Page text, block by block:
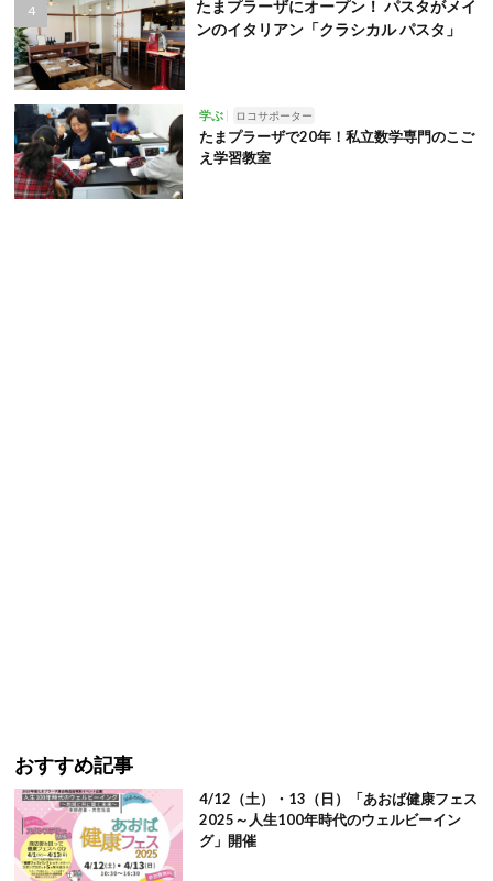
たまプラーザにオープン！ パスタがメイ
ンのイタリアン「クラシカル パスタ」
学ぶ ロコサポーター
たまプラーザで20年！私立数学専門のこご
え学習教室
おすすめ記事
4/12（土）・13（日）「あおば健康フェス
2025～人生100年時代のウェルビーイン
グ」開催